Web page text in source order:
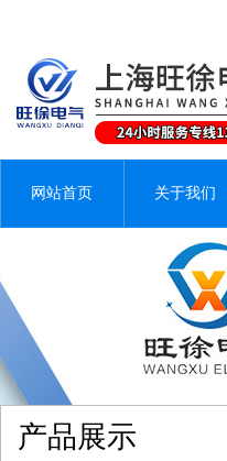
网站首页 关于我们
产品展示